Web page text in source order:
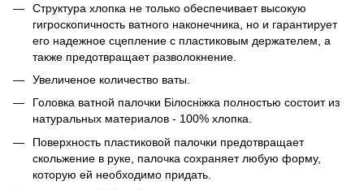
Структура хлопка не только обеспечивает высокую
гигроскопичность ватного наконечника, но и гарантирует
его надежное сцепление с пластиковым держателем, а
также предотвращает разволокнение.
Увеличеное количество ваты.
Головка ватной палочки Білосніжка полностью состоит из
натуральных материалов - 100% хлопка.
Поверхность пластиковой палочки предотвращает
скольжение в руке, палочка сохраняет любую форму,
которую ей необходимо придать.